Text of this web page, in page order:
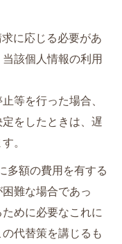
に応じる必要があ
該個人情報の利用
等を行った場合、
をしたときは、遅
。
多額の費用を有する
難な場合であっ
めに必要なこれに
代替策を講じるも